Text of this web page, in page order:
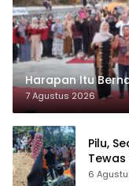
Harapan Itu
7 Agustus 2026
Pilu,
6